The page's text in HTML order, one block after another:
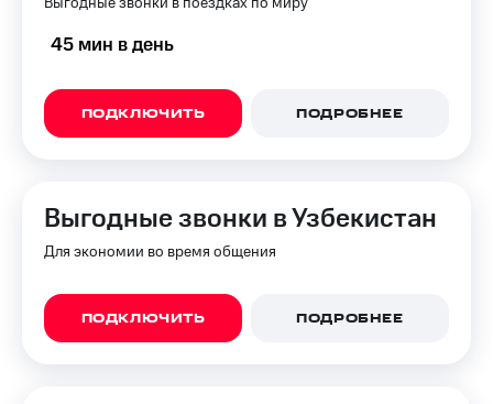
45 мин в день
ПОДКЛЮЧИТЬ ПОДРОБНЕЕ
Выгодные звонки в Узбекистан
Для экономии во время общения
ПОДКЛЮЧИТЬ ПОДРОБНЕЕ